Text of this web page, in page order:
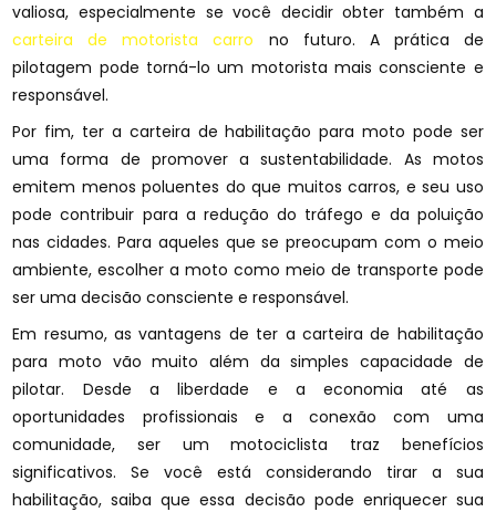
valiosa, especialmente se você decidir obter também a
carteira de motorista carro no futuro. A prática de
pilotagem pode torná-lo um motorista mais consciente e
responsável.
Por fim, ter a carteira de habilitação para moto pode ser
uma forma de promover a sustentabilidade. As motos
emitem menos poluentes do que muitos carros, e seu uso
pode contribuir para a redução do tráfego e da poluição
nas cidades. Para aqueles que se preocupam com o meio
ambiente, escolher a moto como meio de transporte pode
ser uma decisão consciente e responsável.
Em resumo, as vantagens de ter a carteira de habilitação
para moto vão muito além da simples capacidade de
pilotar. Desde a liberdade e a economia até as
oportunidades profissionais e a conexão com uma
comunidade, ser um motociclista traz benefícios
significativos. Se você está considerando tirar a sua
habilitação, saiba que essa decisão pode enriquecer sua